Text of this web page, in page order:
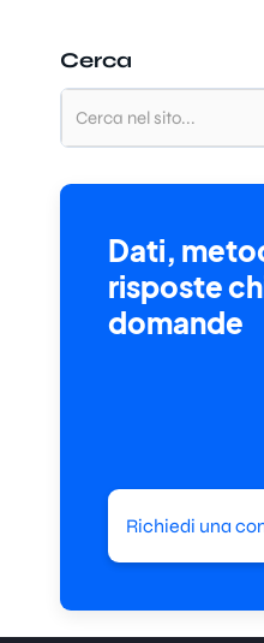
Cerca
Dati,
risposte
domande
Richiedi una